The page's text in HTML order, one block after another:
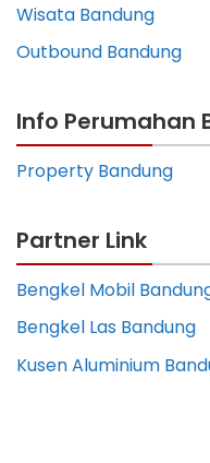
Wisata Bandung
Outbound Bandung
Info Perumahan
Property Bandung
Partner Link
Bengkel Mobil
Bengkel Las Bandung
Kusen Aluminium